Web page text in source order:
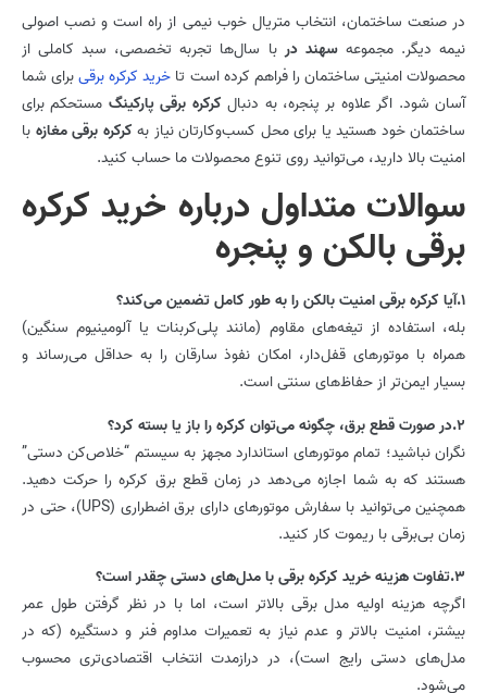
در صنعت ساختمان، انتخاب متریال خوب نیمی از راه است و نصب اصولی
نیمه دیگر. مجموعهسهند دربا سال‌ها تجربه تخصصی، سبد کاملی از
محصولات امنیتی ساختمان را فراهم کرده است تا خرید کرکره برقیبرای شما
آسان شود. اگر علاوه بر پنجره، به دنبال کرکره برقی پارکینگ مستحکم برای
ساختمان خود هستید یا برای محل کسب‌وکارتان نیاز به کرکره برقی مغازه با
امنیت بالا دارید، می‌توانید روی تنوع محصولات ما حساب کنید.
سوالات متداول درباره خرید کرکره
برقی بالکن و پنجره
1.آیا کرکره برقی امنیت بالکن را به طور کامل تضمین می‌کند؟
بله، استفاده از تیغه‌های مقاوم (مانند پلی‌کربنات یا آلومینیوم سنگین)
همراه با موتورهای قفل‌دار، امکان نفوذ سارقان را به حداقل می‌رساند و
بسیار ایمن‌تر از حفاظ‌های سنتی است.
2.در صورت قطع برق، چگونه می‌توان کرکره را باز یا بسته کرد؟
نگران نباشید؛ تمام موتورهای استاندارد مجهز به سیستم “خلاص‌کن دستی”
هستند که به شما اجازه می‌دهد در زمان قطع برق کرکره را حرکت دهید.
همچنین می‌توانید با سفارش موتورهای دارای برق اضطراری (UPS)، حتی در
زمان بی‌برقی با ریموت کار کنید.
3.تفاوت هزینه خرید کرکره برقی با مدل‌های دستی چقدر است؟
اگرچه هزینه اولیه مدل برقی بالاتر است، اما با در نظر گرفتن طول عمر
بیشتر، امنیت بالاتر و عدم نیاز به تعمیرات مداوم فنر و دستگیره (که در
مدل‌های دستی رایج است)، در درازمدت انتخاب اقتصادی‌تری محسوب
می‌شود.